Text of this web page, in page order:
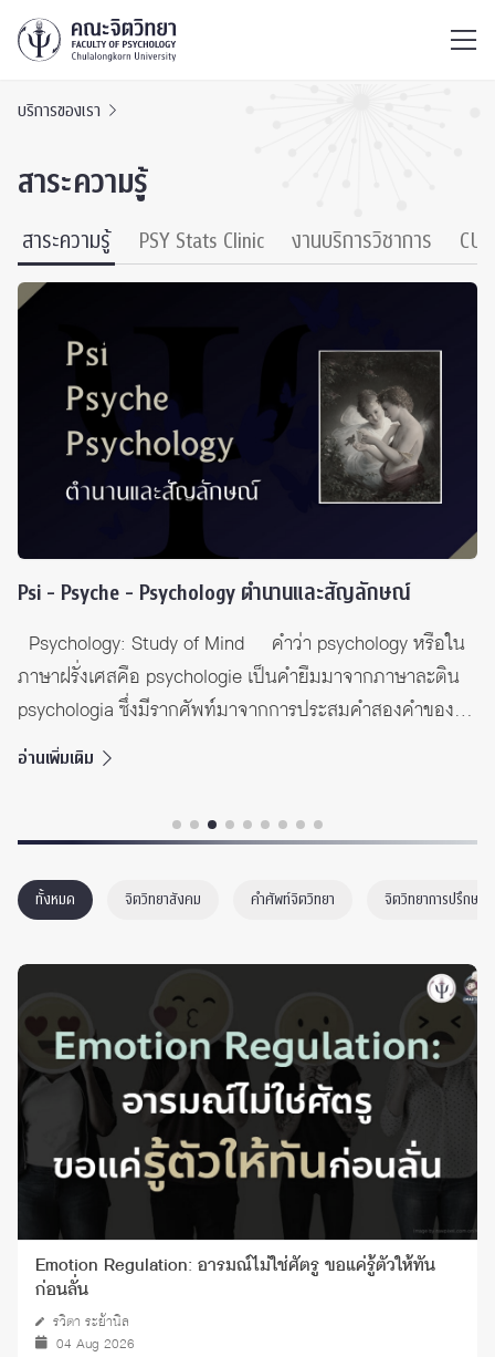
บริการของเรา
สาระความรู้
สาระความรู้ PSY Stats Clinic งานบริการวิชาการ CU
Psi - Psyche - Psychology ตำนานและสัญลักษณ์
Psychology: Study of Mind คำว่า psychology หรือใน
ภาษาฝรั่งเศสคือ psychologie เป็นคำยืมมาจากภาษาละติน
psychologia ซึ่งมีรากศัพท์มาจากการประสมคำสองคำของ
ภาษากรีกโบราณคือ psukhḗ (จิต วิญญาณ) และ logía
Symbol: Psi, Butterfly and Psyche (Greek goddess)
จากที่มาข้างต้น Ψψ ตัวอักษรตัวแรกของคำว่า ψυχή ซึ่ง
เป็นตัวอักษรลำดับที่ 23 ในภาษากรีก […]
อ่านเพิ่มเติม
ทั้งหมด จิตวิทยาสังคม คำศัพท์จิตวิทยา จิตวิทยาการปรึกษา
Emotion Regulation: อารมณ์ไม่ใช่ศัตรู ขอแค่รู้ตัวให้ทัน
ก่อนลั่น
รวิตา ระย้านิล
04 Aug 2026